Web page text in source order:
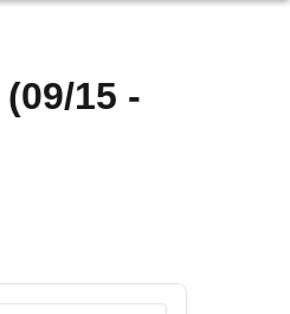
15 -